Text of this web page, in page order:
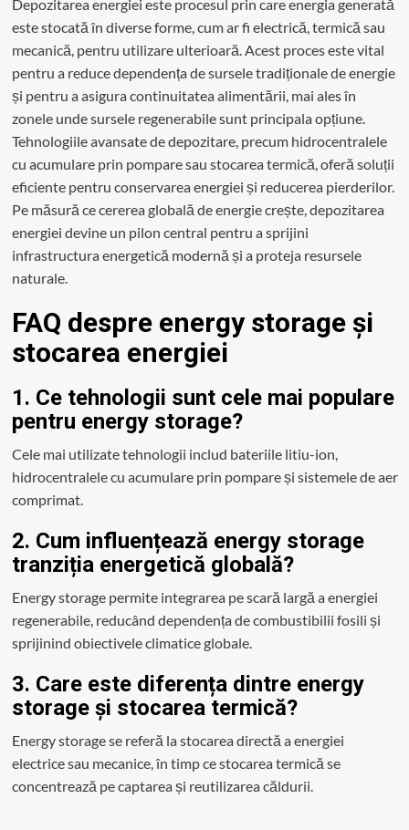
Depozitarea energiei este procesul prin care energia generată
este stocată în diverse forme, cum ar fi electrică, termică sau
mecanică, pentru utilizare ulterioară. Acest proces este vital
pentru a reduce dependența de sursele tradiționale de energie
și pentru a asigura continuitatea alimentării, mai ales în
zonele unde sursele regenerabile sunt principala opțiune.
Tehnologiile avansate de depozitare, precum hidrocentralele
cu acumulare prin pompare sau stocarea termică, oferă soluții
eficiente pentru conservarea energiei și reducerea pierderilor.
Pe măsură ce cererea globală de energie crește, depozitarea
energiei devine un pilon central pentru a sprijini
infrastructura energetică modernă și a proteja resursele
naturale.
FAQ despre energy storage și
stocarea energiei
1. Ce tehnologii sunt cele mai populare
pentru energy storage?
Cele mai utilizate tehnologii includ bateriile litiu-ion,
hidrocentralele cu acumulare prin pompare și sistemele de aer
comprimat.
2. Cum influențează energy storage
tranziția energetică globală?
Energy storage permite integrarea pe scară largă a energiei
regenerabile, reducând dependența de combustibilii fosili și
sprijinind obiectivele climatice globale.
3. Care este diferența dintre energy
storage și stocarea termică?
Energy storage se referă la stocarea directă a energiei
electrice sau mecanice, în timp ce stocarea termică se
concentrează pe captarea și reutilizarea căldurii.